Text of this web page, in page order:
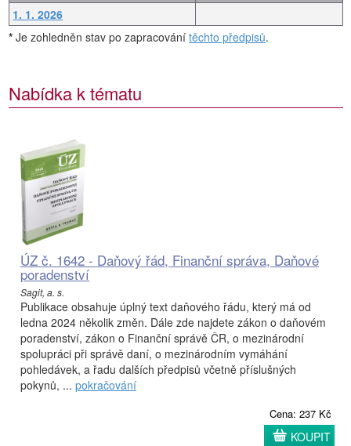
1. 1. 2026
* Je zohledněn stav po zapracování těchto předpisů.
Nabídka k tématu
ÚZ č. 1642 - Daňový řád, Finanční správa, Daňové
poradenství
Sagit, a. s.
Publikace obsahuje úplný text daňového řádu, který má od
ledna 2024 několik změn. Dále zde najdete zákon o daňovém
poradenství, zákon o Finanční správě ČR, o mezinárodní
spolupráci při správě daní, o mezinárodním vymáhání
pohledávek, a řadu dalších předpisů včetně příslušných
pokynů, ... pokračování
Cena: 237 Kč
KOUPIT